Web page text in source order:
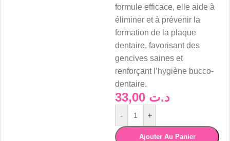
formule efficace, elle aide à
éliminer et à prévenir la
formation de la plaque
dentaire, favorisant des
gencives saines et
renforçant l’hygiène bucco-
dentaire.
د.ت
- +
Ajouter Au Panier